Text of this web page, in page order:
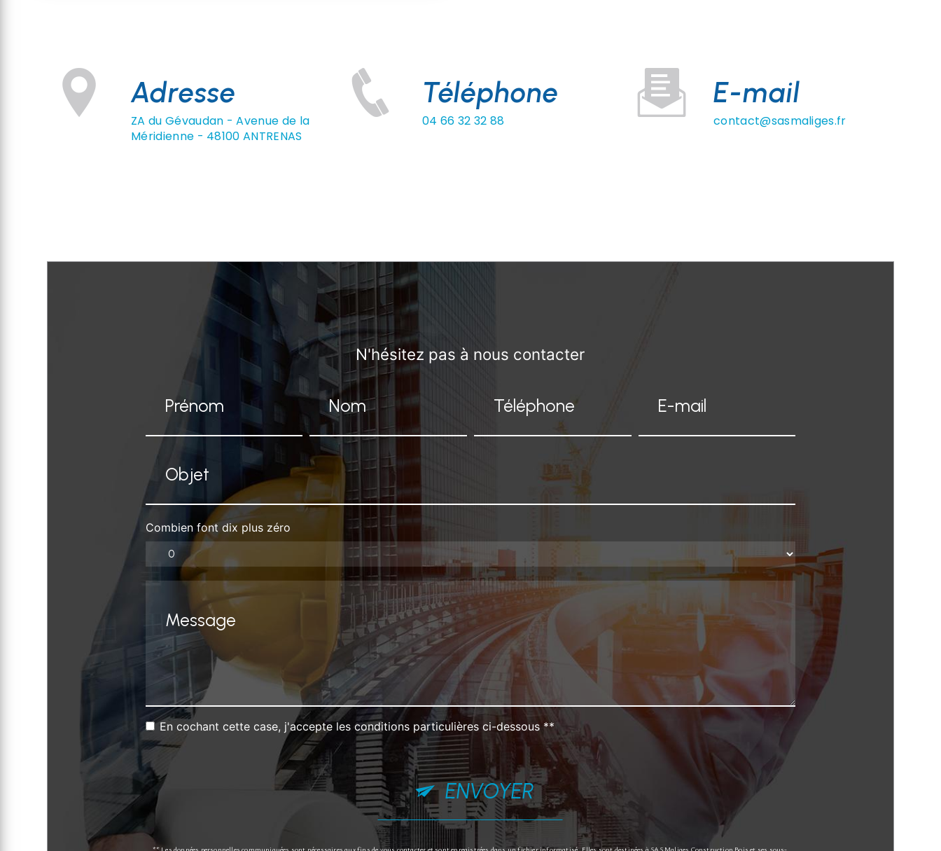
Adresse
ZA du Gévaudan - Avenue de la
Méridienne - 48100 ANTRENAS
Téléphone
04 66 32 32 88
E-mail
contact@sasmaliges.fr
N'hésitez pas à nous contacter
Combien font dix plus zéro
En cochant cette case, j'accepte les conditions particulières ci-dessous **
ENVOYER